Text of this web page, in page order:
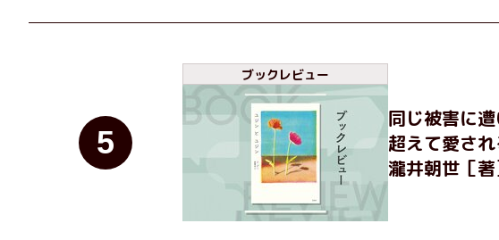
5
ブックレビュー
同じ被害に
超えて愛さ
瀧井朝世［著